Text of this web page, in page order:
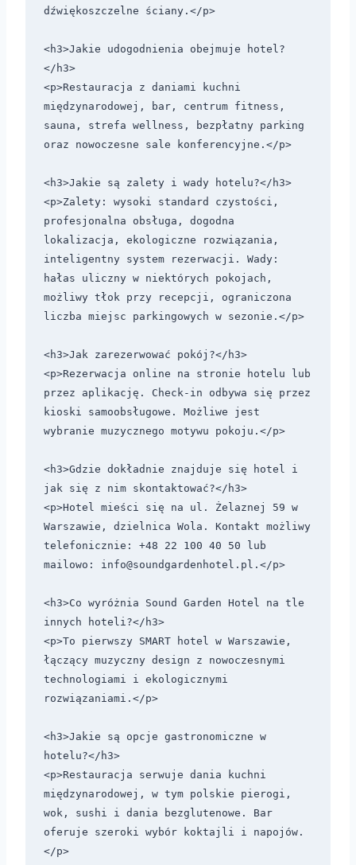
dźwiękoszczelne ściany.</p>
<h3>Jakie udogodnienia obejmuje hotel?
</h3>
<p>Restauracja z daniami kuchni
międzynarodowej, bar, centrum fitness,
sauna, strefa wellness, bezpłatny parking
oraz nowoczesne sale konferencyjne.</p>
<h3>Jakie są zalety i wady hotelu?</h3>
<p>Zalety: wysoki standard czystości,
profesjonalna obsługa, dogodna
lokalizacja, ekologiczne rozwiązania,
inteligentny system rezerwacji. Wady:
hałas uliczny w niektórych pokojach,
możliwy tłok przy recepcji, ograniczona
liczba miejsc parkingowych w sezonie.</p>
<h3>Jak zarezerwować pokój?</h3>
<p>Rezerwacja online na stronie hotelu lub
przez aplikację. Check-in odbywa się przez
kioski samoobsługowe. Możliwe jest
wybranie muzycznego motywu pokoju.</p>
<h3>Gdzie dokładnie znajduje się hotel i
jak się z nim skontaktować?</h3>
<p>Hotel mieści się na ul. Żelaznej 59 w
Warszawie, dzielnica Wola. Kontakt możliwy
telefonicznie: +48 22 100 40 50 lub
mailowo: info@soundgardenhotel.pl .</p>
<h3>Co wyróżnia Sound Garden Hotel na tle
innych hoteli?</h3>
<p>To pierwszy SMART hotel w Warszawie,
łączący muzyczny design z nowoczesnymi
technologiami i ekologicznymi
rozwiązaniami.</p>
<h3>Jakie są opcje gastronomiczne w
hotelu?</h3>
<p>Restauracja serwuje dania kuchni
międzynarodowej, w tym polskie pierogi,
wok, sushi i dania bezglutenowe. Bar
oferuje szeroki wybór koktajli i napojów.
</p>